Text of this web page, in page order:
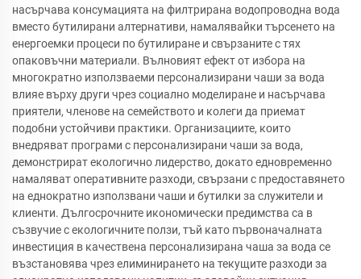
насърчава консумацията на филтрирана водопроводна вода
вместо бутилирани алтернативи, намалявайки търсенето на
енергоемки процеси по бутилиране и свързаните с тях
опаковъчни материали. Вълновият ефект от избора на
многократно използваеми персонализирани чаши за вода
влияе върху други чрез социално моделиране и насърчава
приятели, членове на семейството и колеги да приемат
подобни устойчиви практики. Организациите, които
внедряват програми с персонализирани чаши за вода,
демонстрират екологично лидерство, докато едновременно
намаляват оперативните разходи, свързани с предоставянето
на еднократно използвани чаши и бутилки за служители и
клиенти. Дългосрочните икономически предимства са в
съзвучие с екологичните ползи, тъй като първоначалната
инвестиция в качествена персонализирана чаша за вода се
възстановява чрез елиминирането на текущите разходи за